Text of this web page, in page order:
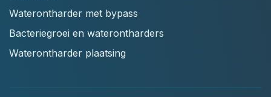
Waterontharder met bypass
Bacteriegroei en waterontharders
Waterontharder plaatsing